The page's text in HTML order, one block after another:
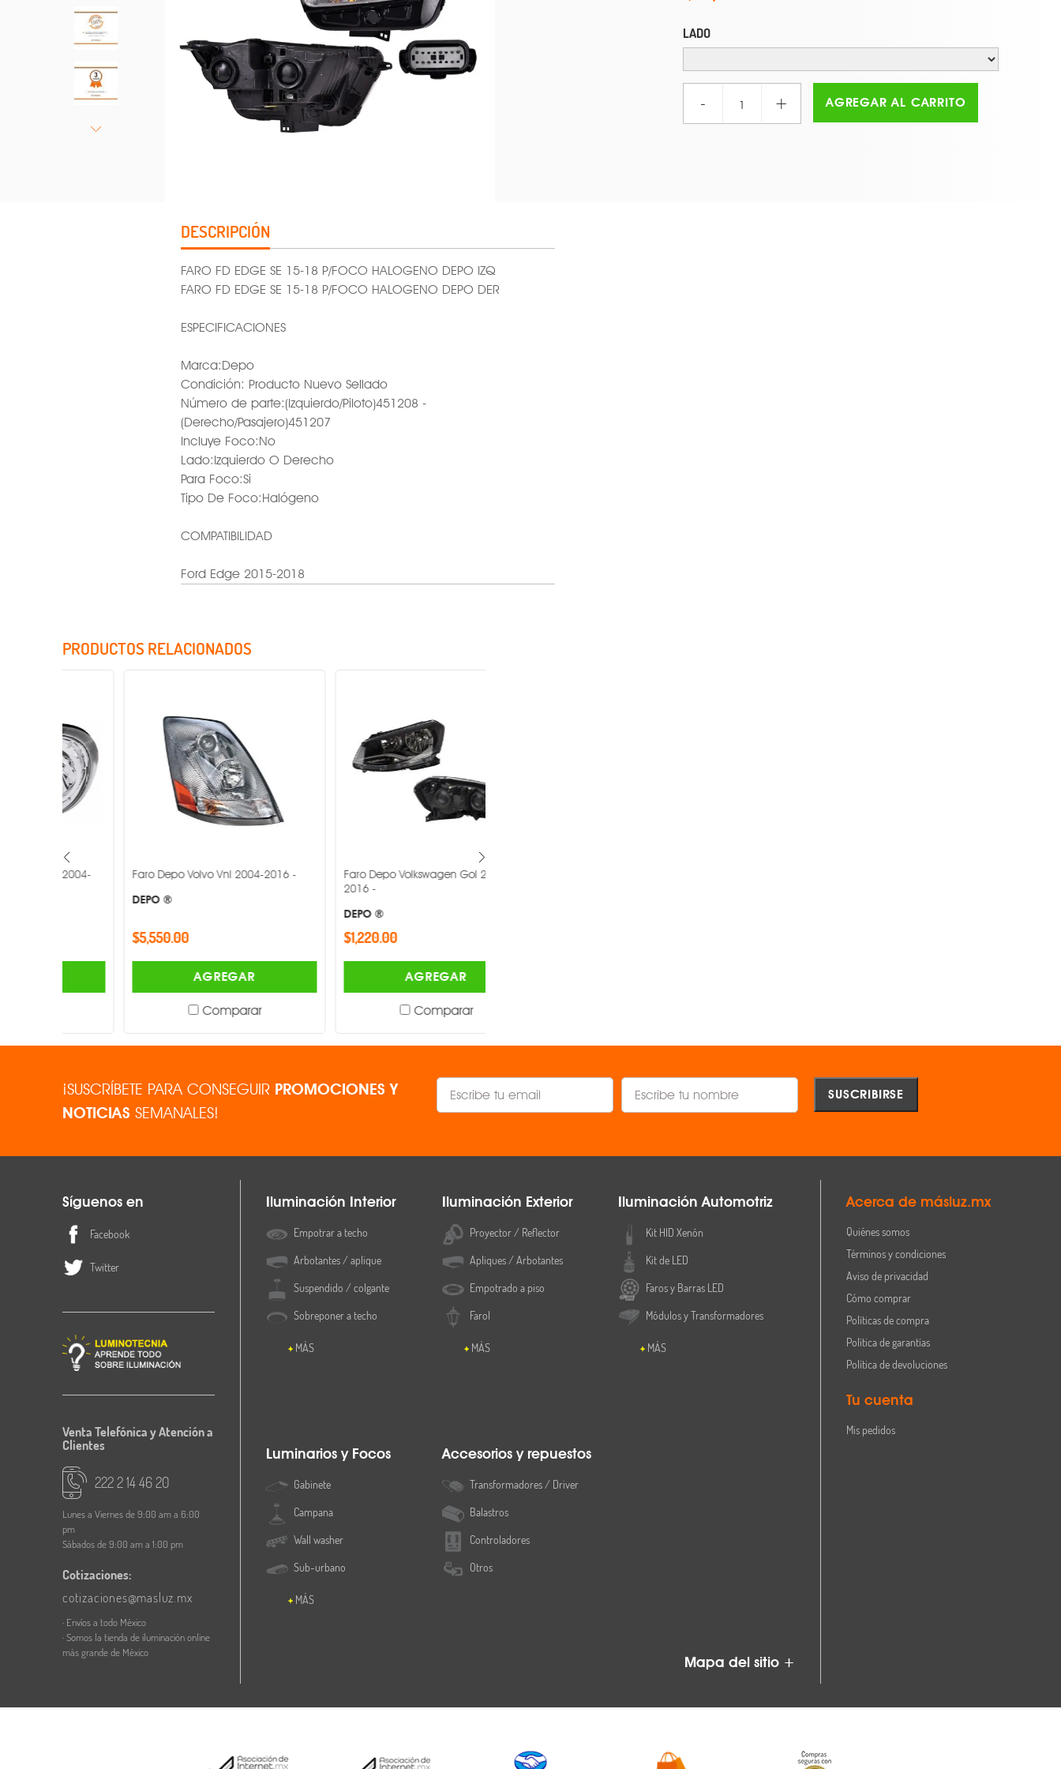
LADO
- + AGREGAR AL CARRITO
DESCRIPCIÓN
FARO FD EDGE SE 15-18 P/FOCO HALOGENO DEPO IZQ
FARO FD EDGE SE 15-18 P/FOCO HALOGENO DEPO DER
ESPECIFICACIONES
Marca:Depo
Condición: Producto Nuevo Sellado
Número de parte:(Izquierdo/Piloto)451208 -
(Derecho/Pasajero)451207
Incluye Foco:No
Lado:Izquierdo O Derecho
Para Foco:Si
Tipo De Foco:Halógeno
COMPATIBILIDAD
Ford Edge 2015-2018
PRODUCTOS RELACIONADOS
Faro Depo Volvo Vnl 2004-2016 -
$5,550.00
AGREGAR
Comparar
Faro Depo Volkswagen Gol 2013-
AGREGAR
Comparar
¡SUSCRÍBETE PARA CONSEGUIR PROMOCIONES Y
NOTICIAS SEMANALES!
Síguenos en
Facebook
Twitter
Venta Telefónica y Atención a
Clientes
222 2 14 46 20
Lunes a Viernes de 9:00 am a 6:00
pm
Sábados de 9:00 am a 1:00 pm
Cotizaciones:
cotizaciones@masluz.mx
· Envíos a todo México
· Somos la tienda de iluminación online
más grande de México
Iluminación Interior
Empotrar a techo
Arbotantes / aplique
Suspendido / colgante
Sobreponer a techo
MÁS
Iluminación Exterior
Proyector / Reflector
Apliques / Arbotantes
Empotrado a piso
Farol
MÁS
Iluminación Automotriz
Kit HID Xenón
Kit de LED
Faros y Barras LED
Módulos y Transformadores
MÁS
Luminarios y Focos
Gabinete
Campana
Wall washer
Sub-urbano
MÁS
Accesorios y repuestos
Transformadores / Driver
Balastros
Controladores
Otros
Mapa del sitio +
Acerca de másluz.mx
Quiénes somos
Términos y condiciones
Aviso de privacidad
Cómo comprar
Políticas de compra
Política de garantías
Política de devoluciones
Tu cuenta
Mis pedidos